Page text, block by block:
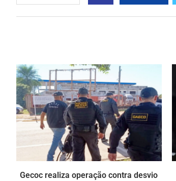
Gecoc realiza operação contra desvio